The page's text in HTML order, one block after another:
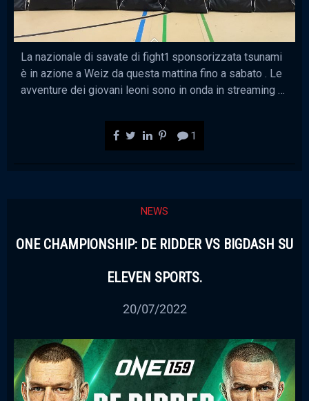
La nazionale di savate di fight1 sponsorizzata tsunami
è in azione a Weiz da questa mattina fino a sabato . Le
avventure dei giovani leoni sono in onda in streaming …
1
NEWS
ONE CHAMPIONSHIP: DE RIDDER VS BIGDASH SU
ELEVEN SPORTS.
20/07/2022